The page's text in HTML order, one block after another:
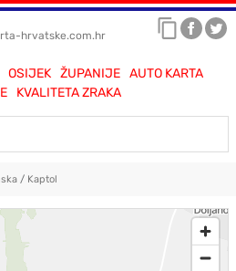
hrvatske.com.hr
OSIJEK ŽUPANIJE
AUTO KARTA
KVALITETA ZRAKA
/ Kaptol